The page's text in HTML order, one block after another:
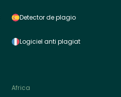
Detector de plagio
Logiciel anti plagiat
Africa